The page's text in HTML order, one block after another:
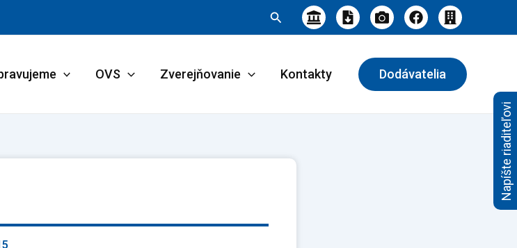
Hľadať
OVS Zverejňovanie Kontakty Dodávatelia
Napíšte riaditeľovi